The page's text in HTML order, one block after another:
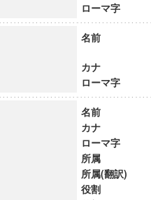
ローマ字
名前
カナ
ローマ字
名前
カナ
ローマ字
所属
所属(翻訳)
役割